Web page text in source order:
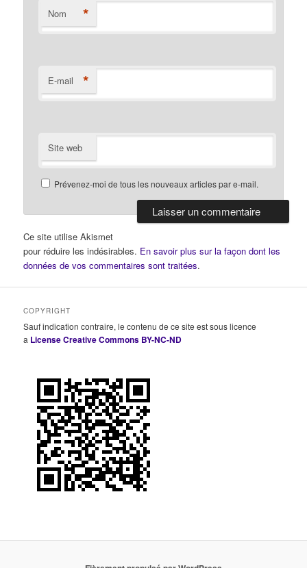
Nom *
E-mail *
Site web
Prévenez-moi de tous les nouveaux articles par e-mail.
Ce site utilise Akismet
pour réduire les indésirables. En savoir plus sur la façon dont les
données de vos commentaires sont traitées.
COPYRIGHT
Sauf indication contraire, le contenu de ce site est sous licence
a License Creative Commons BY-NC-ND